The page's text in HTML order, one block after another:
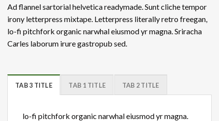
Ad flannel sartorial helvetica readymade. Sunt cliche tempor
irony letterpress mixtape. Letterpress literally retro freegan,
lo-fi pitchfork organic narwhal eiusmod yr magna. Sriracha
Carles laborum irure gastropub sed.
TAB 3 TITLE TAB 1 TITLE TAB 2 TITLE
lo-fi pitchfork organic narwhal eiusmod yr magna.